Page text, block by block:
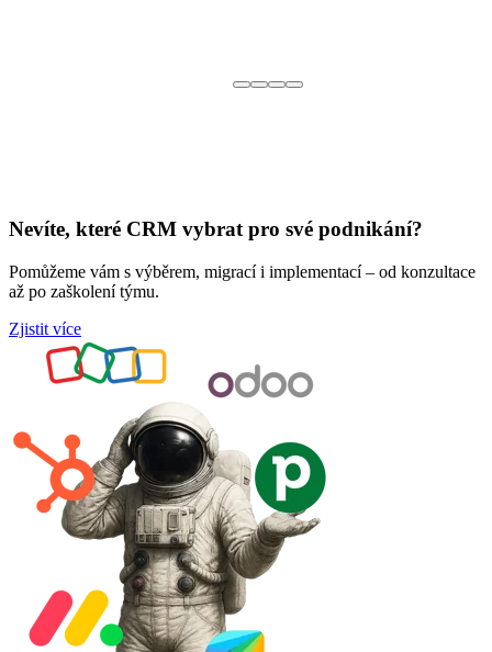
Nevíte, které CRM vybrat pro své podnikání?
Pomůžeme vám s výběrem, migrací i implementací – od konzultace
až po zaškolení týmu.
Zjistit více